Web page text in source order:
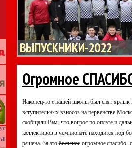
ВЫПУСКНИКИ-2022
Огромное
Наконец-то с нашей школы был снят ярлык
вступительных взносов на первенстве
сообщали Вам, что вопрос по оплате и
коллективов в чемпионате находится под
решена. За этобольшоеогромное спасибо